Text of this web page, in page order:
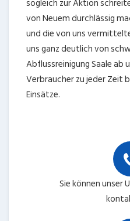
sogleich zur Aktion
von Neuem durchlässig
und die von uns
uns ganz deutlich von
Abflussreinigung Saale ab
Verbraucher zu jeder Zeit
Einsätze.
Sie können unser